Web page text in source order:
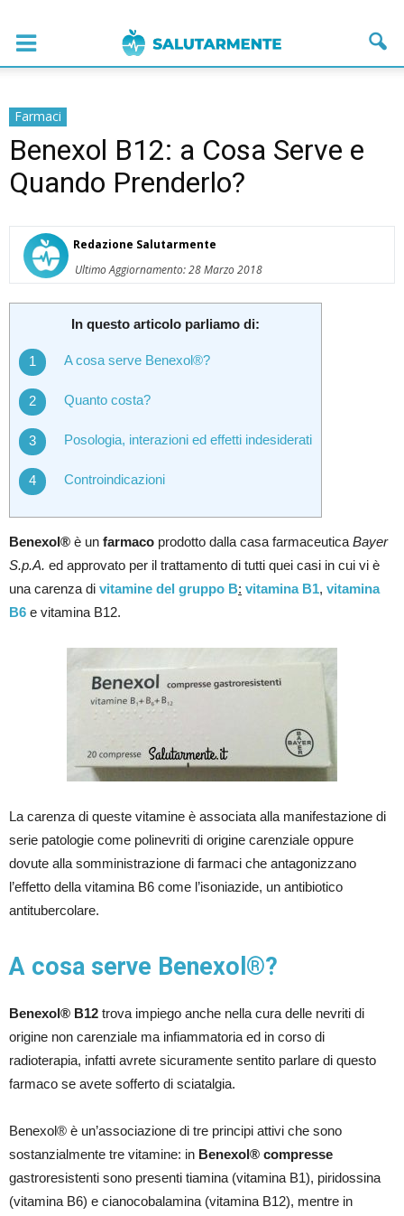
Farmaci
Benexol B12: a Cosa Serve e
Quando Prenderlo?
Redazione Salutarmente
Ultimo Aggiornamento: 28 Marzo 2018
In questo articolo parliamo di:
A cosa serve Benexol®?
Quanto costa?
Posologia, interazioni ed effetti indesiderati
Controindicazioni
Benexol® è un farmaco prodotto dalla casa farmaceutica Bayer
S.p.A. ed approvato per il trattamento di tutti quei casi in cui vi è
una carenza di vitamine del gruppo B: vitamina B1, vitamina
B6 e vitamina B12.
La carenza di queste vitamine è associata alla manifestazione di
serie patologie come polinevriti di origine carenziale oppure
dovute alla somministrazione di farmaci che antagonizzano
l’effetto della vitamina B6 come l’isoniazide, un antibiotico
antitubercolare.
A cosa serve Benexol®?
Benexol® B12 trova impiego anche nella cura delle nevriti di
origine non carenziale ma infiammatoria ed in corso di
radioterapia, infatti avrete sicuramente sentito parlare di questo
farmaco se avete sofferto di sciatalgia.
Benexol® è un’associazione di tre principi attivi che sono
sostanzialmente tre vitamine: in Benexol® compresse
gastroresistenti sono presenti tiamina (vitamina B1), piridossina
(vitamina B6) e cianocobalamina (vitamina B12), mentre in